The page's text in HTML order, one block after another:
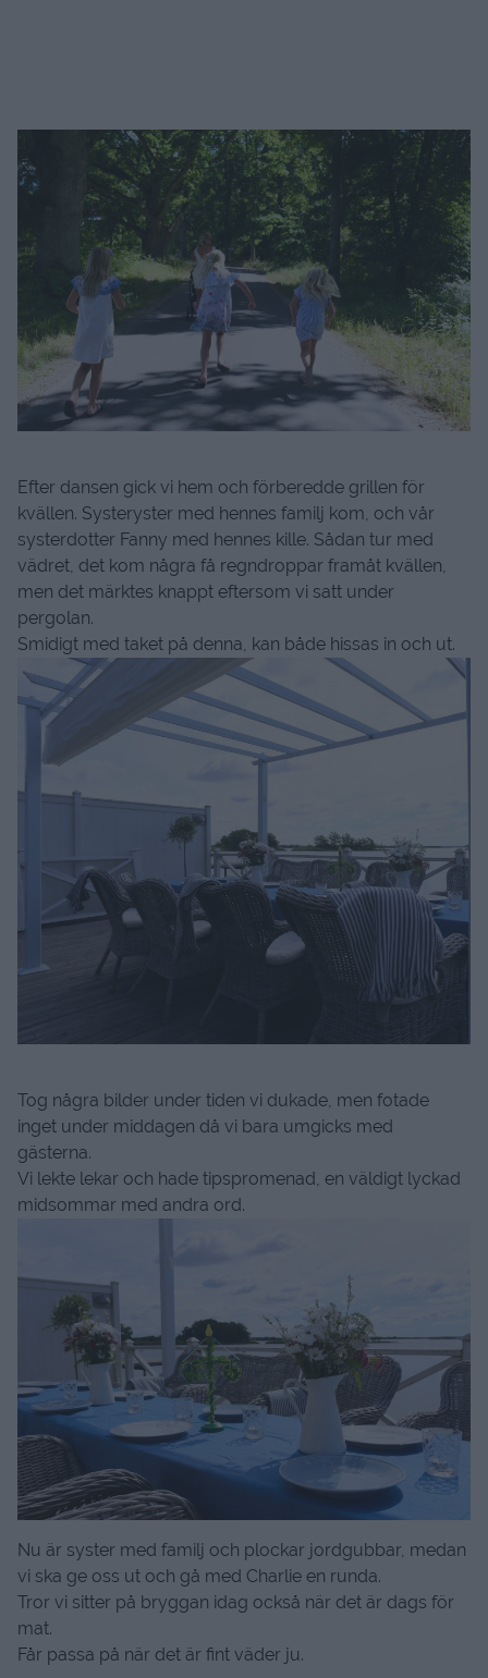
Efter dansen gick vi hem och förberedde grillen för
kvällen. Systeryster med hennes familj kom, och vår
systerdotter Fanny med hennes kille. Sådan tur med
vädret, det kom några få regndroppar framåt kvällen,
men det märktes knappt eftersom vi satt under
pergolan.
Smidigt med taket på denna, kan både hissas in och ut.
Tog några bilder under tiden vi dukade, men fotade
inget under middagen då vi bara umgicks med
gästerna.
Vi lekte lekar och hade tipspromenad, en väldigt lyckad
midsommar med andra ord.
Nu är syster med familj och plockar jordgubbar, medan
vi ska ge oss ut och gå med Charlie en runda.
Tror vi sitter på bryggan idag också när det är dags för
mat.
Får passa på när det är fint väder ju.